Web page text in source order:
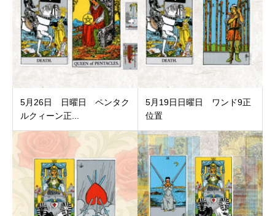
5月26日 日曜日 ペンタク
ルクィーン正...
5月19日日曜日 ワンド9正
位置